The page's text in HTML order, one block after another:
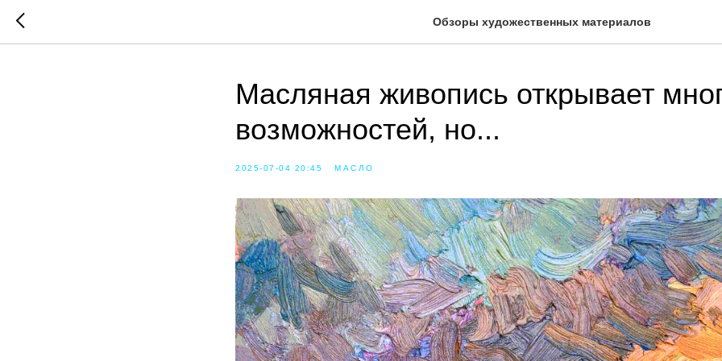
Обзоры художественных материалов
Масляная живопись открывает
возможностей, но...
2025-07-04 20:45 МАСЛО